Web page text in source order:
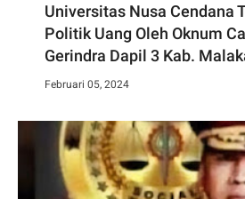
Universitas Nusa Cendana
Politik Uang Oleh Oknum
Gerindra Dapil 3 Kab.
Februari 05, 2024